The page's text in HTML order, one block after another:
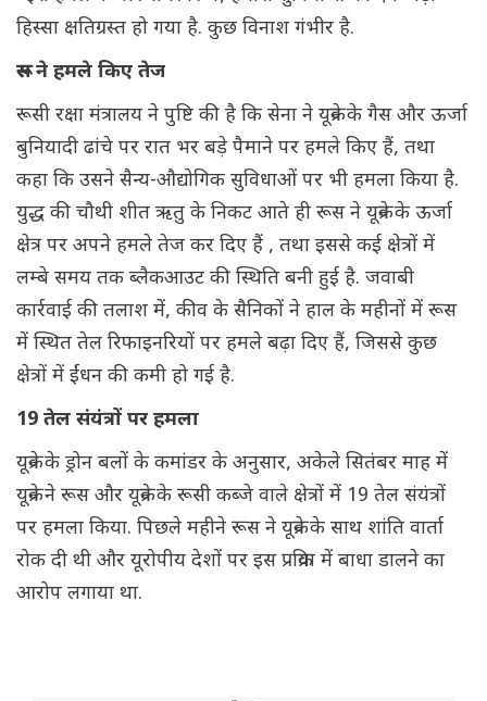
हिस्सा क्षतिग्रस्त हो गया है. कुछ विनाश गंभीर है.
रूस ने हमले किए तेज
रूसी रक्षा मंत्रालय ने पुष्टि की है कि सेना ने यूक्रेन के गैस और ऊर्जा
बुनियादी ढांचे पर रात भर बड़े पैमाने पर हमले किए हैं, तथा
कहा कि उसने सैन्य-औद्योगिक सुविधाओं पर भी हमला किया है.
युद्ध की चौथी शीत ऋतु के निकट आते ही रूस ने यूक्रेन के ऊर्जा
क्षेत्र पर अपने हमले तेज कर दिए हैं , तथा इससे कई क्षेत्रों में
लम्बे समय तक ब्लैकआउट की स्थिति बनी हुई है. जवाबी
कार्रवाई की तलाश में, कीव के सैनिकों ने हाल के महीनों में रूस
में स्थित तेल रिफाइनरियों पर हमले बढ़ा दिए हैं, जिससे कुछ
क्षेत्रों में ईंधन की कमी हो गई है.
19 तेल संयंत्रों पर हमला
यूक्रेन के ड्रोन बलों के कमांडर के अनुसार, अकेले सितंबर माह में
यूक्रेन ने रूस और यूक्रेन के रूसी कब्जे वाले क्षेत्रों में 19 तेल संयंत्रों
पर हमला किया. पिछले महीने रूस ने यूक्रेन के साथ शांति वार्ता
रोक दी थी और यूरोपीय देशों पर इस प्रक्रिया में बाधा डालने का
आरोप लगाया था.